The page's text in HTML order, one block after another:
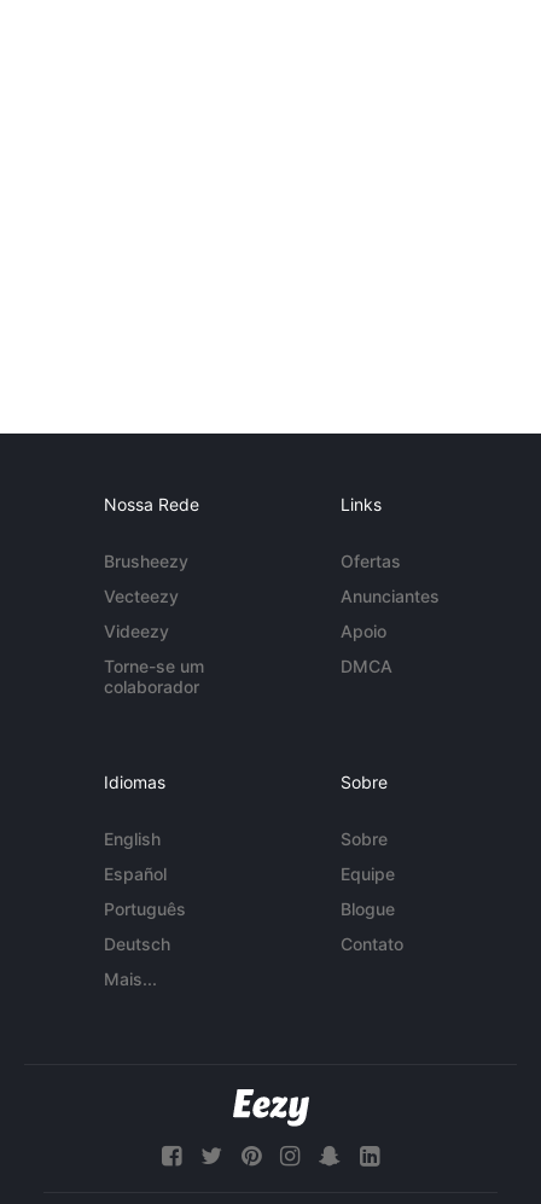
Nossa Rede
Brusheezy
Vecteezy
Videezy
Torne-se um
colaborador
Links
Ofertas
Anunciantes
Apoio
DMCA
Idiomas
English
Español
Português
Deutsch
Mais...
Sobre
Sobre
Equipe
Blogue
Contato